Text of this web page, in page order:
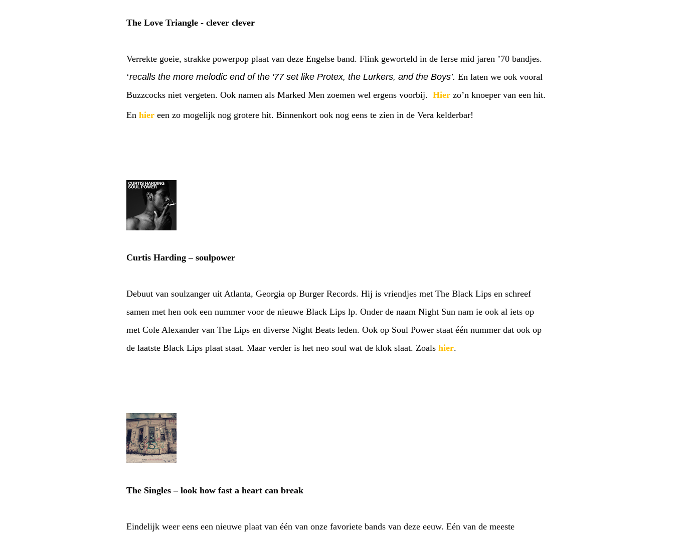
The Love Triangle - clever clever
Verrekte goeie, strakke powerpop plaat van deze Engelse band. Flink geworteld in de Ierse mid jaren ’70 bandjes.
‘recalls the more melodic end of the '77 set like Protex, the Lurkers, and the Boys’. En laten we ook vooral
Buzzcocks niet vergeten. Ook namen als Marked Men zoemen wel ergens voorbij. Hier zo’n knoeper van een hit.
En hier een zo mogelijk nog grotere hit. Binnenkort ook nog eens te zien in de Vera kelderbar!
Curtis Harding – soulpower
Debuut van soulzanger uit Atlanta, Georgia op Burger Records. Hij is vriendjes met The Black Lips en schreef
samen met hen ook een nummer voor de nieuwe Black Lips lp. Onder de naam Night Sun nam ie ook al iets op
met Cole Alexander van The Lips en diverse Night Beats leden. Ook op Soul Power staat één nummer dat ook op
de laatste Black Lips plaat staat. Maar verder is het neo soul wat de klok slaat. Zoals hier.
The Singles – look how fast a heart can break
Eindelijk weer eens een nieuwe plaat van één van onze favoriete bands van deze eeuw. Eén van de meeste